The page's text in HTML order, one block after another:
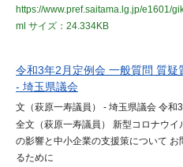
https://www.pref.saitama.lg.jp/e1601/
ml サイズ：24.334KB
令和3年2月定例会 一般質問 質疑
- 埼玉県議会
文（萩原一寿議員） - 埼玉県議会 令
全文（萩原一寿議員） 新型コロナウイ
の影響と中小企業の支援策について
るために